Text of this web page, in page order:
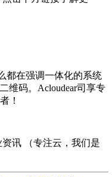
都在强调一体化的系统
维码。Acloudear司享专
！
讯 （专注云，我们是